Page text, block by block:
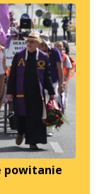
powitanie